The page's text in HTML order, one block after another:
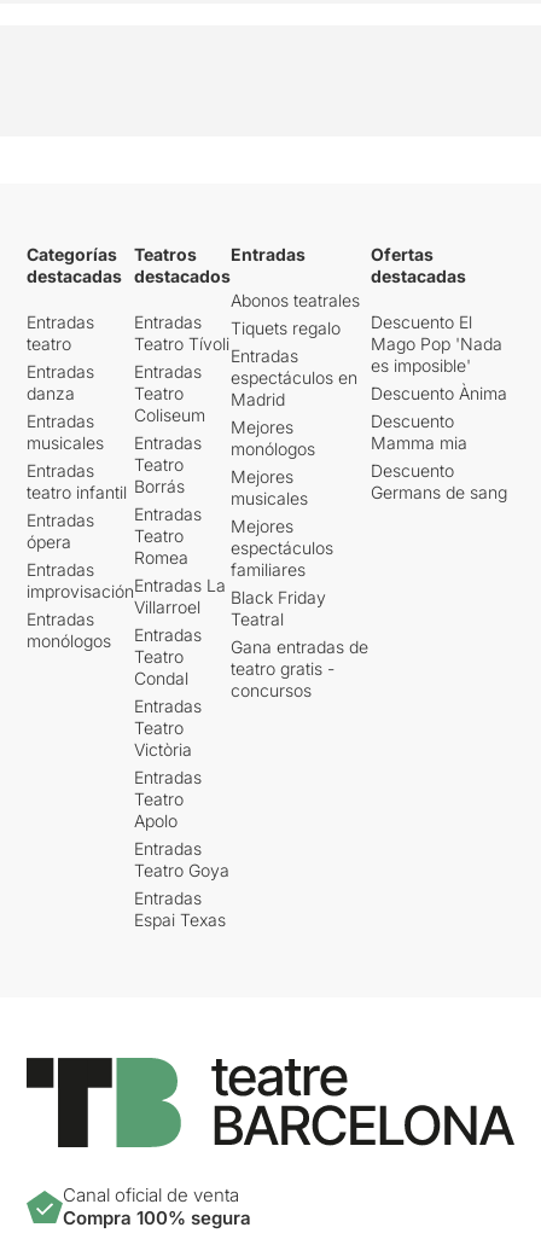
Categorías
destacadas
Entradas
teatro
Entradas
danza
Entradas
musicales
Entradas
teatro infantil
Entradas
ópera
Entradas
improvisación
Entradas
monólogos
Teatros
destacados
Entradas
Teatro Tívoli
Entradas
Teatro
Coliseum
Entradas
Teatro
Borrás
Entradas
Teatro
Romea
Entradas La
Villarroel
Entradas
Teatro
Condal
Entradas
Teatro
Victòria
Entradas
Teatro
Apolo
Entradas
Teatro Goya
Entradas
Espai Texas
Entradas
Abonos teatrales
Tiquets regalo
Entradas
espectáculos en
Madrid
Mejores
monólogos
Mejores
musicales
Mejores
espectáculos
familiares
Black Friday
Teatral
Gana entradas de
teatro gratis -
concursos
Ofertas
destacadas
Descuento El
Mago Pop 'Nada
es imposible'
Descuento Ànima
Descuento
Mamma mia
Descuento
Germans de sang
Canal oficial de venta
Compra 100% segura